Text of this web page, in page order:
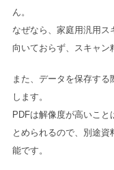
ん。
なぜなら、家庭用汎用
向いておらず、スキャン
また、データを保存す
します。
PDFは解像度が高いこ
とめられるので、別途
能です。